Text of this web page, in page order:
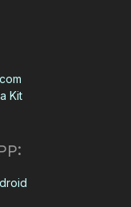
Kit